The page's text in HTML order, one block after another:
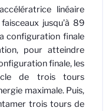
linéaire
jusqu’à 89
configuration finale
pour atteindre
finale, les
de trois tours
maximale. Puis,
trois tours de